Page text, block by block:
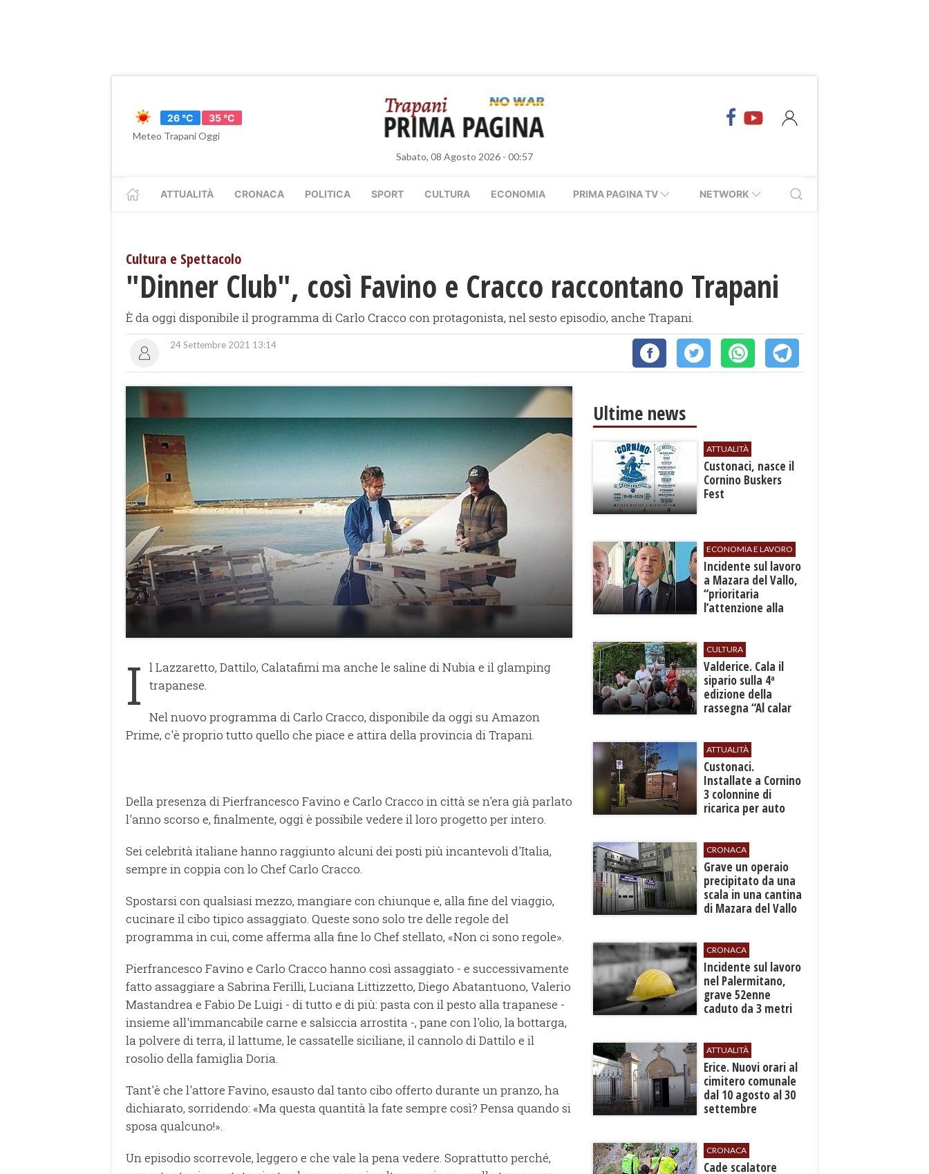
26 °C
35 °C
Meteo Trapani Oggi
Sabato, 08 Agosto 2026 - 00:57
ATTUALITÀ CRONACA POLITICA SPORT CULTURA ECONOMIA PRIMA PAGINA TV NETWORK
Cultura e Spettacolo
"Dinner Club", così Favino e Cracco raccontano Trapani
È da oggi disponibile il programma di Carlo Cracco con protagonista, nel sesto episodio, anche Trapani.
24 Settembre 2021 13:14
I l Lazzaretto, Dattilo, Calatafimi ma anche le saline di Nubia e il glamping
trapanese.
Nel nuovo programma di Carlo Cracco, disponibile da oggi su Amazon
Prime, c'è proprio tutto quello che piace e attira della provincia di Trapani.
Della presenza di Pierfrancesco Favino e Carlo Cracco in città se n'era già parlato
l'anno scorso e, finalmente, oggi è possibile vedere il loro progetto per intero.
Sei celebrità italiane hanno raggiunto alcuni dei posti più incantevoli d'Italia,
sempre in coppia con lo Chef Carlo Cracco.
Spostarsi con qualsiasi mezzo, mangiare con chiunque e, alla fine del viaggio,
cucinare il cibo tipico assaggiato. Queste sono solo tre delle regole del
programma in cui, come afferma alla fine lo Chef stellato, «Non ci sono regole».
Pierfrancesco Favino e Carlo Cracco hanno così assaggiato - e successivamente
fatto assaggiare a Sabrina Ferilli, Luciana Littizzetto, Diego Abatantuono, Valerio
Mastandrea e Fabio De Luigi - di tutto e di più: pasta con il pesto alla trapanese -
insieme all'immancabile carne e salsiccia arrostita -, pane con l'olio, la bottarga,
la polvere di terra, il lattume, le cassatelle siciliane, il cannolo di Dattilo e il
rosolio della famiglia Doria.
Tant'è che l'attore Favino, esausto dal tanto cibo offerto durante un pranzo, ha
dichiarato, sorridendo: «Ma questa quantità la fate sempre così? Pensa quando si
sposa qualcuno!».
Un episodio scorrevole, leggero e che vale la pena vedere. Soprattutto perché,
Ultime news
ATTUALITÀ
Custonaci, nasce il
Cornino Buskers
Fest
ECONOMIA E LAVORO
​Incidente sul lavoro
a Mazara del Vallo,
“prioritaria
l’attenzione alla
CULTURA
Valderice. Cala il
sipario sulla 4ª
edizione della
rassegna “Al calar
ATTUALITÀ
Custonaci.
Installate a Cornino
3 colonnine di
ricarica per auto
CRONACA
​Grave un operaio
precipitato da una
scala in una cantina
di Mazara del Vallo
CRONACA
​Incidente sul lavoro
nel Palermitano,
grave 52enne
caduto da 3 metri
ATTUALITÀ
​Erice. Nuovi orari al
cimitero comunale
dal 10 agosto al 30
settembre
CRONACA
​Cade scalatore